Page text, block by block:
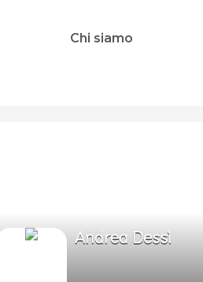
Chi siamo
Andrea Dessì